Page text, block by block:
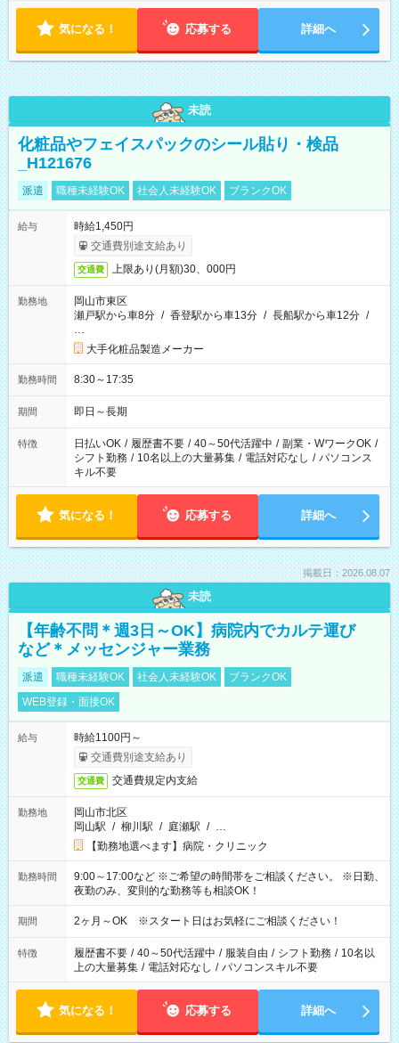
気になる！ 応募する 詳細へ
未読
化粧品やフェイスパックのシール貼り・検品
_H121676
派遣 職種未経験OK 社会人未経験OK ブランクOK
給与
時給1,450円
交通費別途支給あり
交通費 上限あり(月額)30、000円
勤務地
岡山市東区
瀬戸駅から車8分 / 香登駅から車13分 / 長船駅から車12分 /
…
大手化粧品製造メーカー
勤務時間 8:30～17:35
期間 即日～長期
特徴 日払いOK / 履歴書不要 / 40～50代活躍中 / 副業・WワークOK /
シフト勤務 / 10名以上の大量募集 / 電話対応なし / パソコンス
キル不要
気になる！ 応募する 詳細へ
掲載日：2026.08.07
未読
【年齢不問＊週3日～OK】病院内でカルテ運び
など＊メッセンジャー業務
派遣 職種未経験OK 社会人未経験OK
ブランクOK
WEB登録・面接OK
給与
時給1100円～
交通費別途支給あり
交通費 交通費規定内支給
勤務地
岡山市北区
岡山駅 / 柳川駅 / 庭瀬駅 / …
【勤務地選べます】病院・クリニック
勤務時間
9:00～17:00など ※ご希望の時間帯をご相談ください。 ※日勤、
夜勤のみ、変則的な勤務等も相談OK！
期間 2ヶ月～OK ※スタート日はお気軽にご相談ください！
特徴 履歴書不要 / 40～50代活躍中 / 服装自由 / シフト勤務 / 10名以
上の大量募集 / 電話対応なし / パソコンスキル不要
気になる！ 応募する 詳細へ